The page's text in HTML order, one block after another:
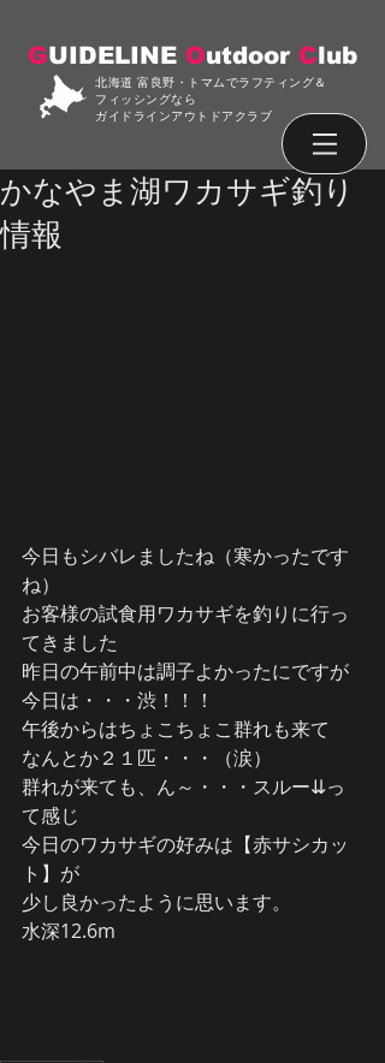
GUIDELINE Outdoor Club
北海道 富良野・トマムでラフティング＆
フィッシングなら
ガイドラインアウトドアクラブ
かなやま湖ワカサギ釣り
情報
今日もシバレましたね（寒かったです
ね）
お客様の試食用ワカサギを釣りに行っ
てきました
昨日の午前中は調子よかったにですが
今日は・・・渋！！！
午後からはちょこちょこ群れも来て
なんとか２１匹・・・（涙）
群れが来ても、ん～・・・スルー⇊っ
て感じ
今日のワカサギの好みは【赤サシカッ
ト】が
少し良かったように思います。
水深12.6m